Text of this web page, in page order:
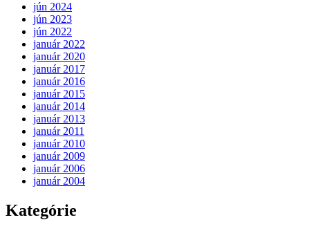
jún 2024
jún 2023
jún 2022
január 2022
január 2020
január 2017
január 2016
január 2015
január 2014
január 2013
január 2011
január 2010
január 2009
január 2006
január 2004
Kategórie